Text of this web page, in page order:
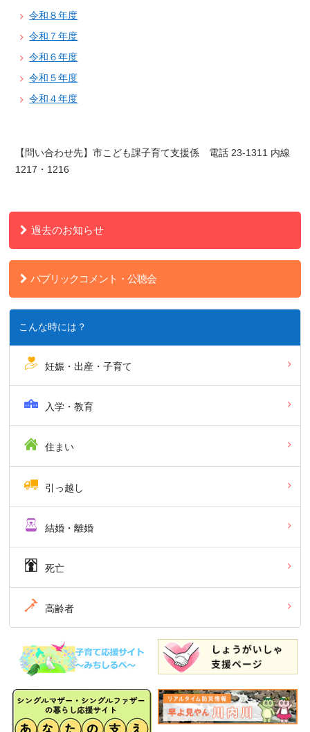
令和８年度
令和７年度
令和６年度
令和５年度
令和４年度
【問い合わせ先】市こども課子育て支援係 電話 23-1311 内線
1217・1216
過去のお知らせ
パブリックコメント・公聴会
こんな時には？
妊娠・出産・子育て
入学・教育
住まい
引っ越し
結婚・離婚
死亡
高齢者